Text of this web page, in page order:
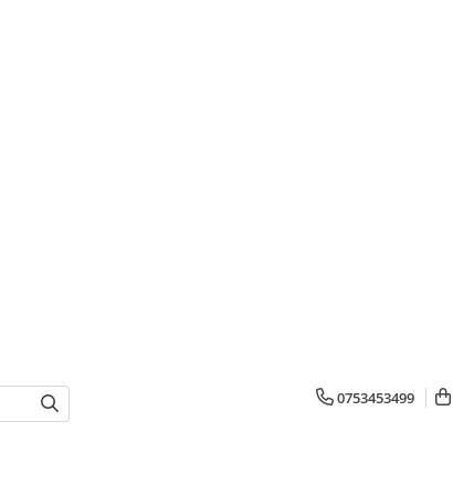
0753453499